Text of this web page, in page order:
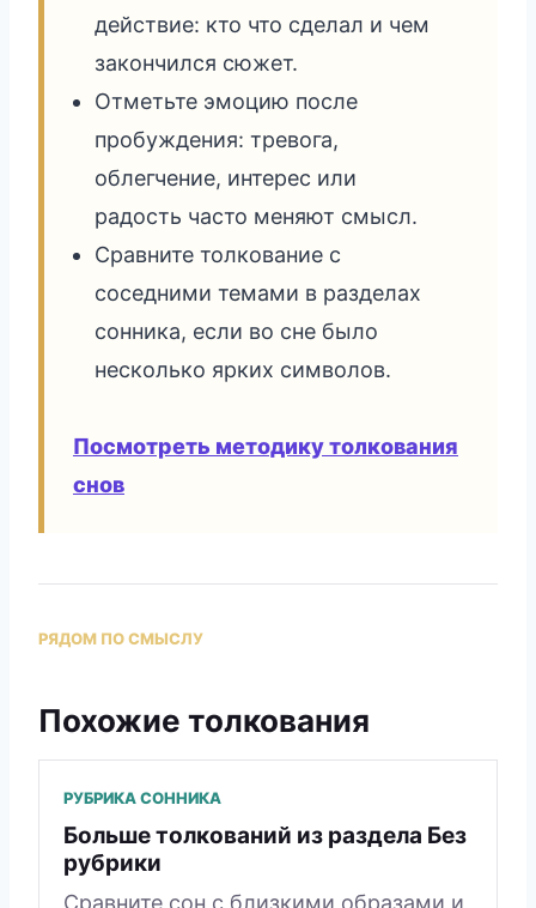
действие: кто что сделал и чем
закончился сюжет.
Отметьте эмоцию после
пробуждения: тревога,
облегчение, интерес или
радость часто меняют смысл.
Сравните толкование с
соседними темами в разделах
сонника, если во сне было
несколько ярких символов.
Посмотреть методику толкования
снов
РЯДОМ ПО СМЫСЛУ
Похожие толкования
РУБРИКА СОННИКА
Больше толкований из раздела Без
рубрики
Сравните сон с близкими образами и